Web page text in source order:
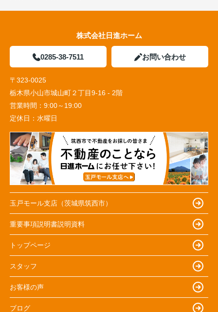
株式会社日進ホーム
0285-38-7511 お問い合わせ
〒323-0025
栃木県小山市城山町２丁目9-16 - 2階
営業時間： 9:00～19:00
定休日： 水曜日
玉戸モール支店（茨城県筑西市）
重要事項説明書説明資料
トップページ
スタッフ
お客様の声
ブログ